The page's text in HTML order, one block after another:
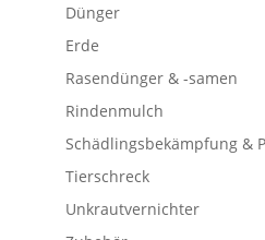
Dünger
Erde
Rasendünger & -samen
Rindenmulch
Schädlingsbekämpfung &
Tierschreck
Unkrautvernichter